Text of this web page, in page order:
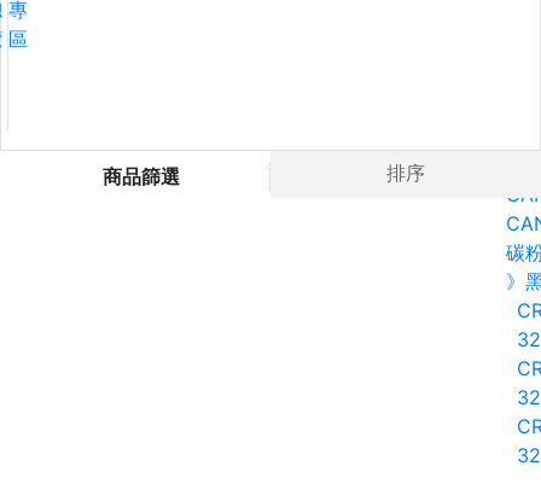
專
區
商品篩選 排序
碳
》